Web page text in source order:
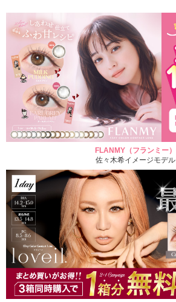
FLANMY（フランミー）
佐々木希イメージモデル